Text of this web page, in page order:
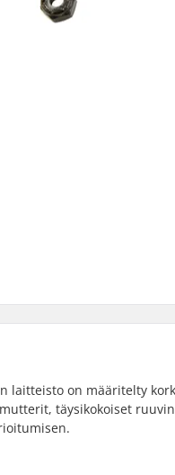
laitteisto on määritelty
täysikokoiset